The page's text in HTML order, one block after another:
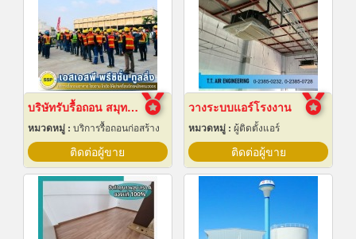
บริษัทรับรื้อถอน สมุทรปราการ
หมวดหมู่ : บริการรื้อถอนก่อสร้าง
ติดต่อผู้ขาย
วางระบบแอร์โรงงาน
หมวดหมู่ : ผู้ติดตั้งแอร์
ติดต่อผู้ขาย